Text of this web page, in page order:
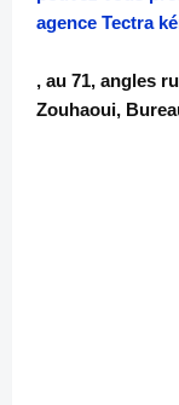
agence Tectra
, au 71, angles
Zouhaoui,